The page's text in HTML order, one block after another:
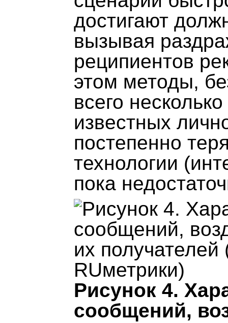
достигают
вызывая
реципиентов
этом методы,
всего
известных
постепенно
технологии
пока
Рисунок 4.
сообщений,